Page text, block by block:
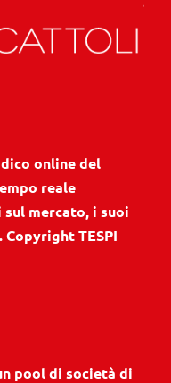
online del
reale
mercato, i suoi
TESPI
pool di società di